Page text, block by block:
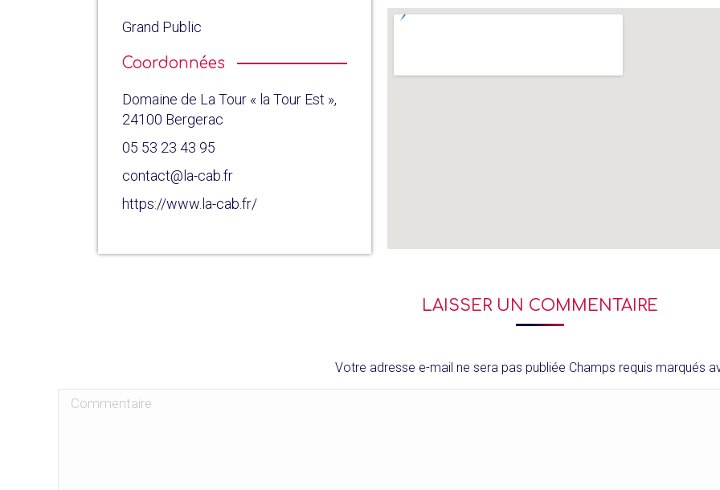
Grand Public
Coordonnées
Domaine de La Tour « la Tour Est »,
24100 Bergerac
05 53 23 43 95
contact@la-cab.fr
https://www.la-cab.fr/
LAISSER UN COMMENTAIRE
Votre adresse e-mail ne sera pas publiée Champs requis marqués
Commentaire